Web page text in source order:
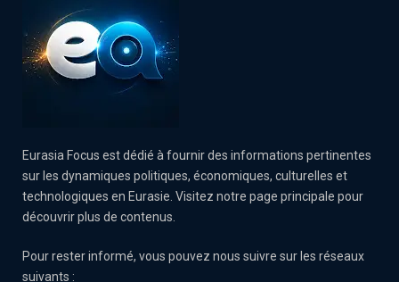
Eurasia Focus est dédié à fournir des informations pertinentes
sur les dynamiques politiques, économiques, culturelles et
technologiques en Eurasie. Visitez notre page principale pour
découvrir plus de contenus.
Pour rester informé, vous pouvez nous suivre sur les réseaux
suivants :